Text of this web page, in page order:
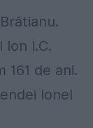
I.C.
161 de ani.
Ionel